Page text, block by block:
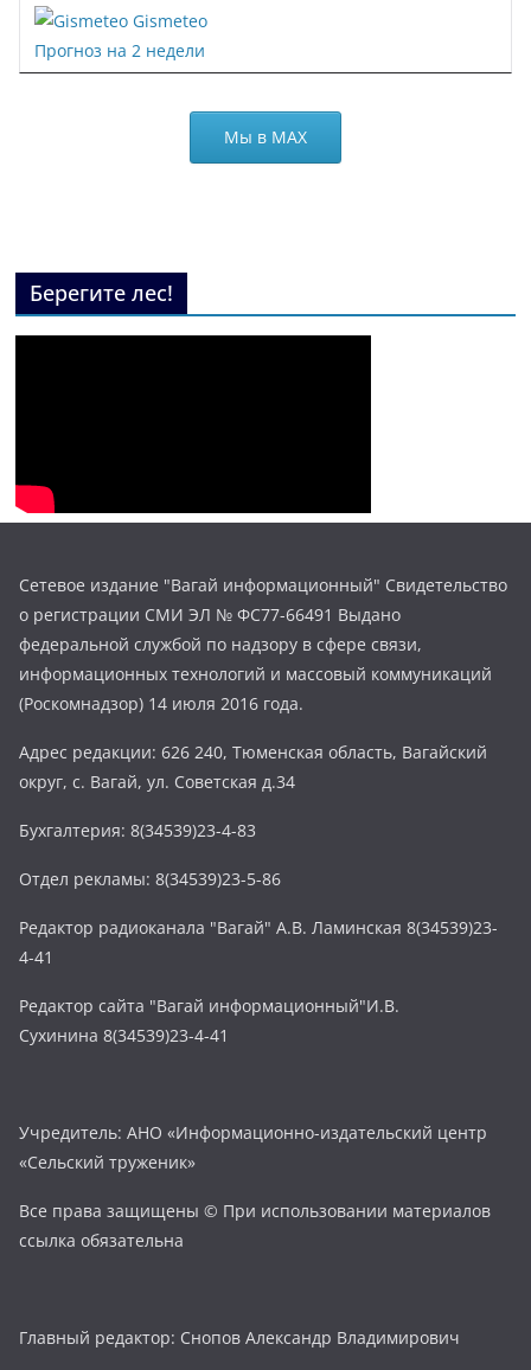
Gismeteo
Прогноз на 2 недели
Мы в МАХ
Берегите лес!
Сетевое издание "Вагай информационный" Свидетельство
о регистрации СМИ ЭЛ № ФС77-66491 Выдано
федеральной службой по надзору в сфере связи,
информационных технологий и массовый коммуникаций
(Роскомнадзор) 14 июля 2016 года.
Адрес редакции: 626 240, Тюменская область, Вагайский
округ, с. Вагай, ул. Советская д.34
Бухгалтерия: 8(34539)23-4-83
Отдел рекламы: 8(34539)23-5-86
Редактор радиоканала "Вагай" А.В. Ламинская 8(34539)23-
4-41
Редактор сайта "Вагай информационный"И.В.
Сухинина 8(34539)23-4-41
Учредитель: АНО «Информационно-издательский центр
«Сельский труженик»
Все права защищены © При использовании материалов
ссылка обязательна
Главный редактор: Снопов Александр Владимирович